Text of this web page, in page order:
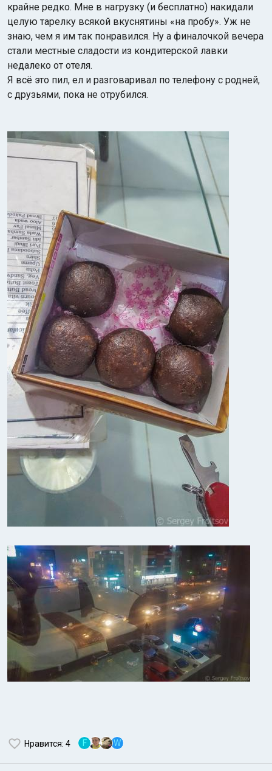
крайне редко. Мне в нагрузку (и бесплатно) накидали
целую тарелку всякой вкуснятины «на пробу». Уж не
знаю, чем я им так понравился. Ну а финалочкой вечера
стали местные сладости из кондитерской лавки
недалеко от отеля.
Я всё это пил, ел и разговаривал по телефону с родней,
с друзьями, пока не отрубился.
Нравится: 4 F W